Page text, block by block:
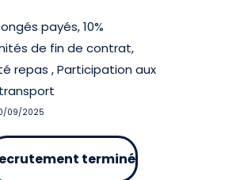
payés, 10%
de fin de contrat,
repas , Participation aux
09/2025
terminé